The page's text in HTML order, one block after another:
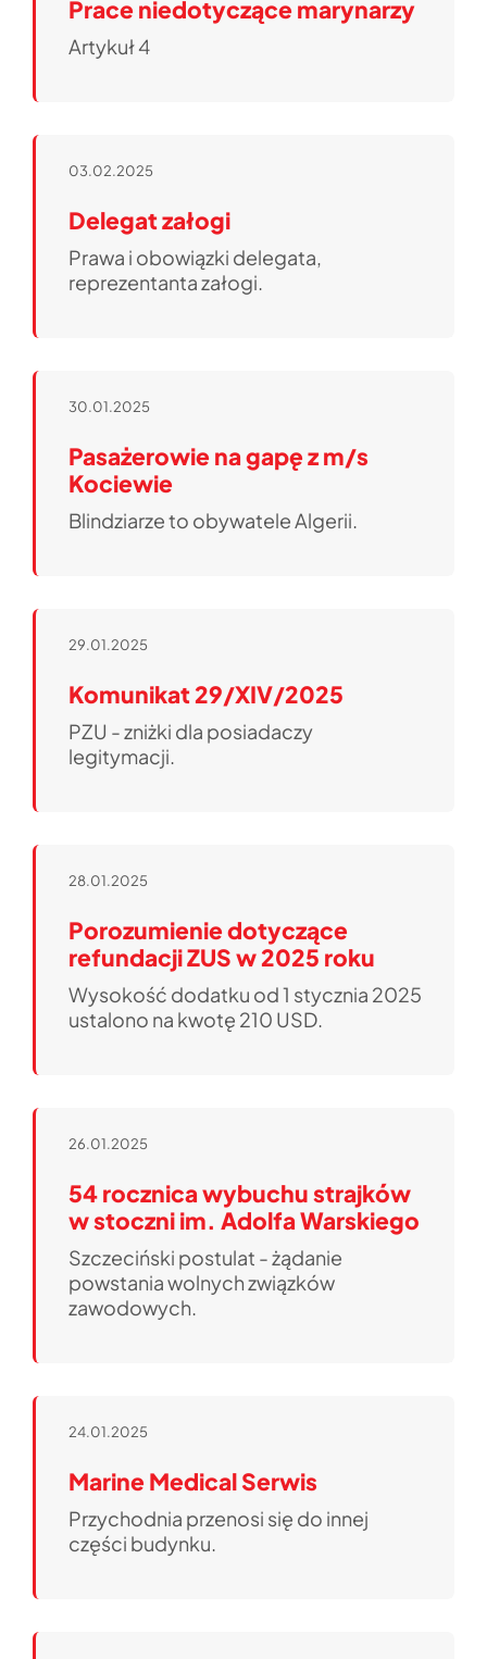
Prace niedotyczące marynarzy
Artykuł 4
03.02.2025
Delegat załogi
Prawa i obowiązki delegata,
reprezentanta załogi.
30.01.2025
Pasażerowie na gapę z m/s
Kociewie
Blindziarze to obywatele Algerii.
29.01.2025
Komunikat 29/XIV/2025
PZU - zniżki dla posiadaczy
legitymacji.
28.01.2025
Porozumienie dotyczące
refundacji ZUS w 2025 roku
Wysokość dodatku od 1 stycznia 2025
ustalono na kwotę 210 USD.
26.01.2025
54 rocznica wybuchu strajków
w stoczni im. Adolfa Warskiego
Szczeciński postulat - żądanie
powstania wolnych związków
zawodowych.
24.01.2025
Marine Medical Serwis
Przychodnia przenosi się do innej
części budynku.